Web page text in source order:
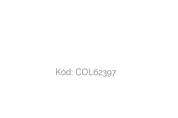
Kód:COL62397